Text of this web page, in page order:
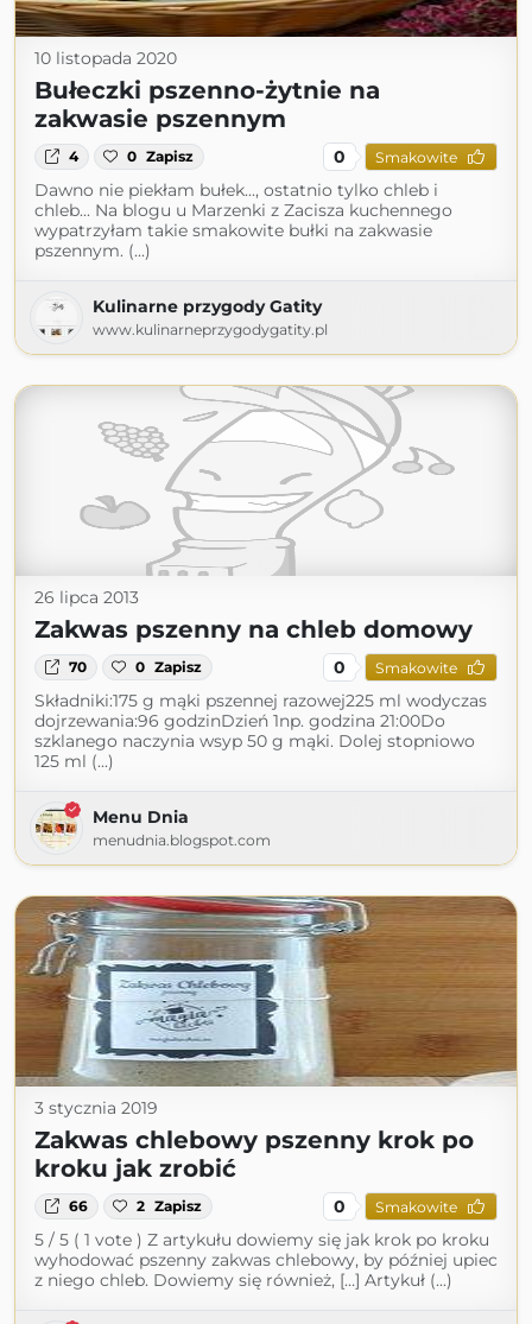
10 listopada 2020
Bułeczki pszenno-żytnie na
zakwasie pszennym
4 0 Zapisz 0 Smakowite
Dawno nie piekłam bułek..., ostatnio tylko chleb i
chleb... Na blogu u Marzenki z Zacisza kuchennego
wypatrzyłam takie smakowite bułki na zakwasie
pszennym. (...)
Kulinarne przygody Gatity
www.kulinarneprzygodygatity.pl
26 lipca 2013
Zakwas pszenny na chleb domowy
70 0 Zapisz 0 Smakowite
Składniki:175 g mąki pszennej razowej225 ml wodyczas
dojrzewania:96 godzinDzień 1np. godzina 21:00Do
szklanego naczynia wsyp 50 g mąki. Dolej stopniowo
125 ml (...)
Menu Dnia
menudnia.blogspot.com
3 stycznia 2019
Zakwas chlebowy pszenny krok po
kroku jak zrobić
66 2 Zapisz 0 Smakowite
5 / 5 ( 1 vote ) Z artykułu dowiemy się jak krok po kroku
wyhodować pszenny zakwas chlebowy, by później upiec
z niego chleb. Dowiemy się również, […] Artykuł (...)